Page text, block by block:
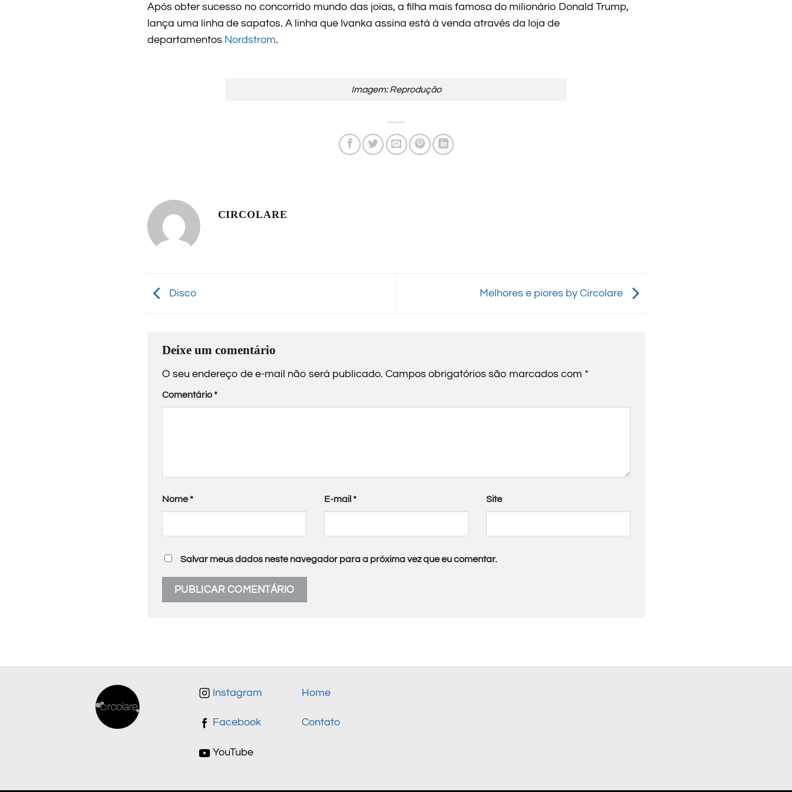
Após obter sucesso no concorrido mundo das joias, a filha mais famosa do milionário Donald Trump,
lança uma linha de sapatos. A linha que Ivanka assina está à venda através da loja de
departamentos Nordstrom.
Imagem: Reprodução
CIRCOLARE
Disco Melhores e piores by Circolare
Deixe um comentário
O seu endereço de e-mail não será publicado. Campos obrigatórios são marcados com *
Comentário*
Nome* E-mail * Site
Salvar meus dados neste navegador para a próxima vez que eu comentar.
Instagram
Facebook
YouTube
Home
Contato